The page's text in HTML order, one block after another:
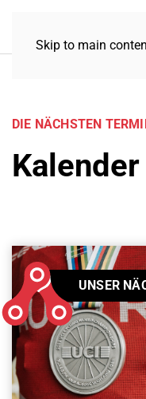
Skip to main
DIE NÄCHSTEN
Kalender
UNSER